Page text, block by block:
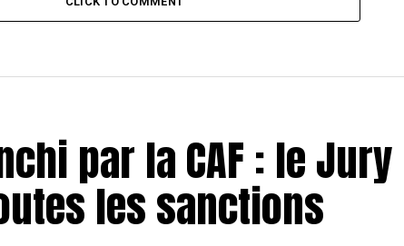
par la CAF : le Jury
les sanctions